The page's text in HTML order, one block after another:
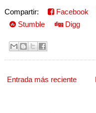
Compartir: Facebook
Stumble
Digg
Entrada más reciente